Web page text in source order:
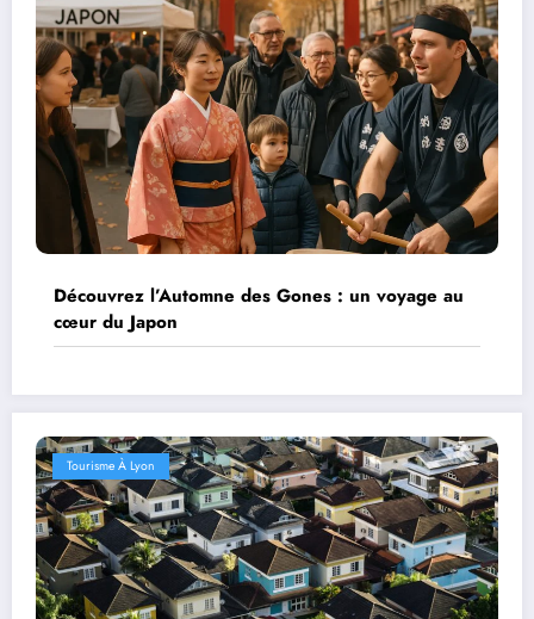
Découvrez l’Automne des Gones : un voyage au
cœur du Japon
Tourisme À Lyon